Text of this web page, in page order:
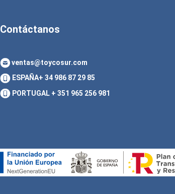
Contáctanos
ventas@toycosur.com
ESPAÑA+ 34 986 87 29 85
PORTUGAL + 351 965 256 981